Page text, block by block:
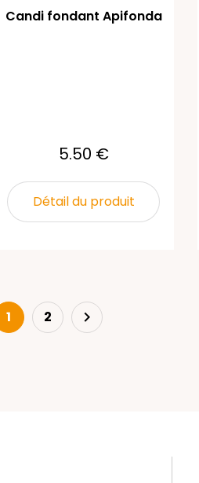
Candi fondant Apifonda
5.50 €
Détail du produit
1 2 Next
